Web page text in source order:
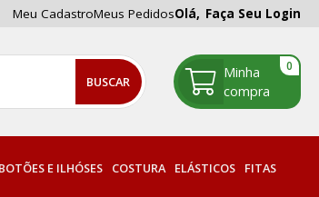
Meu CadastroMeus PedidosOlá, Faça Seu Login
BOTÕES E ILHÓSES COSTURA ELÁSTICOS FITAS
0